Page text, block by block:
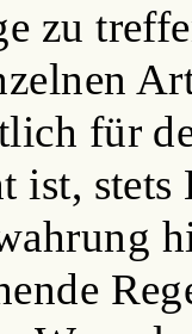
zu
für
ist,